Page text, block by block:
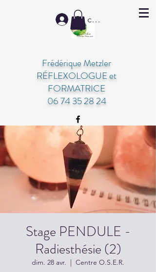
Frédérique Metzler
RÉFLEXOLOGUE et
FORMATRICE
06 74 35 28 24
Se connecter
Stage PENDULE -
Radiesthésie (2)
dim. 28 avr.
  |
Centre O.S.E.R.